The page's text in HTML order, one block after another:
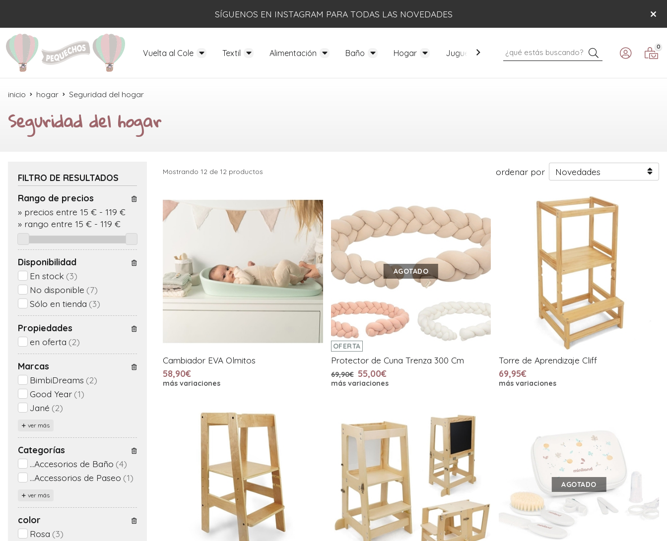
SÍGUENOS EN INSTAGRAM PARA TODAS LAS NOVEDADES
Vuelta al Cole Textil Alimentación Baño Hogar Juguetes Mobiliario Paseo Verano
Buscar 0
inicio hogar Seguridad del hogar
Seguridad del hogar
Mostrando 12 de 12 productos ordenar por
Cambiador EVA Olmitos
58,90€
más variaciones
OFERTA
AGOTADO
Protector de Cuna Trenza 300 Cm
69,90€ 55,00€
más variaciones
Torre de Aprendizaje Cliff
69,95€
más variaciones
AGOTADO
FILTRO DE RESULTADOS
Rango de precios
» precios entre 15 € - 119 €
» rango entre 15 € - 119 €
Disponibilidad
En stock (3)
No disponible (7)
Sólo en tienda (3)
Propiedades
en oferta (2)
Marcas
BimbiDreams (2)
Good Year (1)
Jané (2)
ver más
Categorías
...Accesorios de Baño (4)
...Accessorios de Paseo (1)
ver más
color
Rosa (3)